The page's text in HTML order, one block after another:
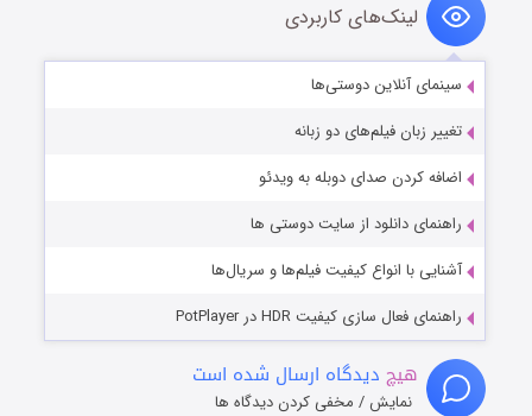
لینک‌های کاربردی
سینمای آنلاین دوستی‌ها
تغییر زبان فیلم‌های دو زبانه
اضافه کردن صدای دوبله به ویدئو
راهنمای دانلود از سایت دوستی ها
آشنایی با انواع کیفیت فیلم‌ها و سریال‌ها
راهنمای فعال سازی کیفیت HDR در PotPlayer
هیچ دیدگاه ارسال شده است
نمایش / مخفی کردن دیدگاه ها